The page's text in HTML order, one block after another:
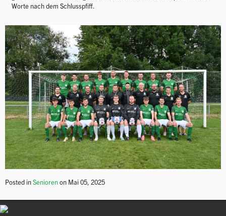
Worte nach dem Schlusspfiff.
Posted inSeniorenon Mai 05, 2025